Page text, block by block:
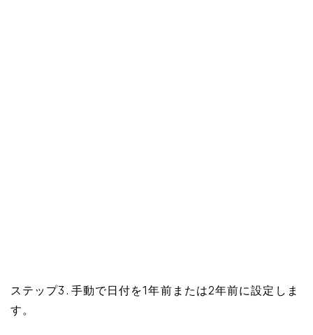
ステップ3. 手動で日付を1年前または2年前に設定しま
す。